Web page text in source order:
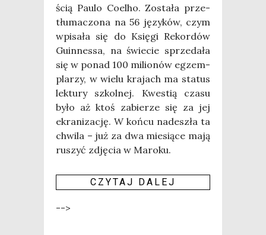
ścią Pau­lo Coel­ho. Zosta­ła prze­
tłu­ma­czo­na na 56 języ­ków, czym
wpi­sa­ła się do Księ­gi Rekor­dów
Guin­nes­sa, na świe­cie sprze­da­ła
się w ponad 100 milio­nów egzem­
pla­rzy, w wie­lu kra­jach ma sta­tus
lek­tu­ry szkol­nej. Kwe­stią cza­su
było aż ktoś zabie­rze się za jej
ekra­ni­za­cję. W koń­cu nade­szła ta
chwi­la – już za dwa mie­sią­ce mają
ruszyć zdję­cia w Maro­ku.
CZY­TAJ DALEJ
-->